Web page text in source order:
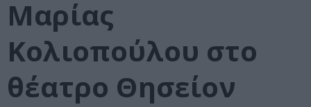
Μαρίας
Κολιοπούλου στο
θέατρο Θησείον